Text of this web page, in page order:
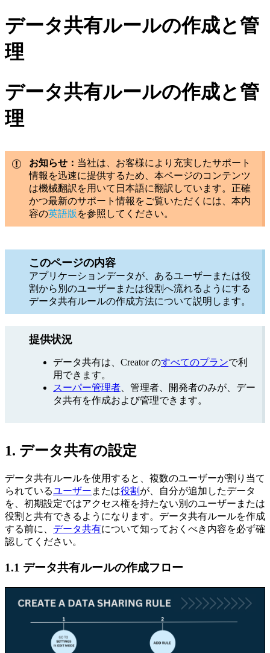
データ共有ルールの作成と管
理
データ共有ルールの作成と管
理
お知らせ： 当社は、お客様により充実したサポート
情報を迅速に提供するため、本ページのコンテンツ
は機械翻訳を用いて日本語に翻訳しています。正確
かつ最新のサポート情報をご覧いただくには、本内
容の英語版 を参照してください。
このページの内容
アプリケーションデータが、あるユーザーまたは役
割から別のユーザーまたは役割へ流れるようにする
データ共有ルールの作成方法について説明します。
提供状況
データ共有は、Creator のすべてのプランで利
用できます。
スーパー管理者 、管理者、開発者のみが、デー
タ共有を作成および管理できます。
1. データ共有の設定
データ共有ルールを使用すると、複数のユーザーが割り当て
られているユーザー または役割 が、自分が追加したデータ
を、初期設定ではアクセス権を持たない別のユーザーまたは
役割と共有できるようになります。データ共有ルールを作成
する前に、 データ共有について知っておくべき内容を必ず確
認してください。
1.1 データ共有ルールの作成フロー